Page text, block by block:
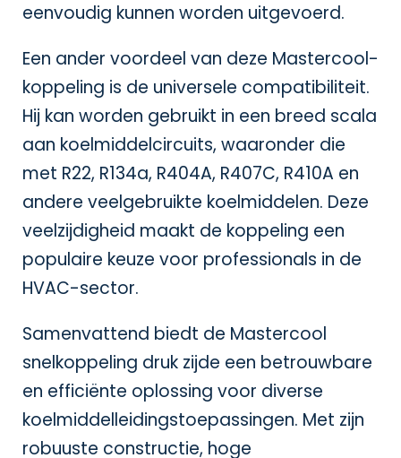
eenvoudig kunnen worden uitgevoerd.
Een ander voordeel van deze Mastercool-
koppeling is de universele compatibiliteit.
Hij kan worden gebruikt in een breed scala
aan koelmiddelcircuits, waaronder die
met R22, R134a, R404A, R407C, R410A en
andere veelgebruikte koelmiddelen. Deze
veelzijdigheid maakt de koppeling een
populaire keuze voor professionals in de
HVAC-sector.
Samenvattend biedt de Mastercool
snelkoppeling druk zijde een betrouwbare
en efficiënte oplossing voor diverse
koelmiddelleidingstoepassingen. Met zijn
robuuste constructie, hoge